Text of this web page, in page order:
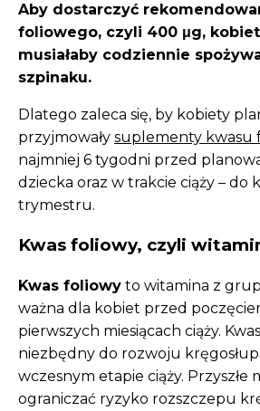
Aby dostarczyć
foliowego, czyli 400 μg,
musiałaby codziennie
szpinaku.
Dlatego zaleca się, by kobiety
przyjmowały suplementy kwasu
najmniej 6 tygodni przed
dziecka oraz w trakcie ciąży – do
trymestru.
Kwas foliowy, czyli
Kwas foliowy to witamina z
ważna dla kobiet przed
pierwszych miesiącach ciąży.
niezbędny do rozwoju
wczesnym etapie ciąży. Przyszłe
ograniczać ryzyko rozszczepu